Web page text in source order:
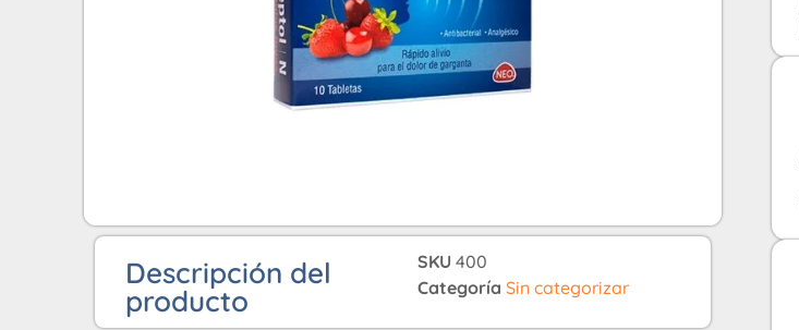
Descripción del
producto
SKU400
Categoría Sin categorizar